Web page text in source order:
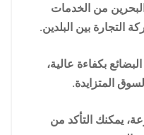
من الخدمات
التجارة بين البلدين.
بكفاءة عالية،
المتزايدة.
يمكنك التأكد من